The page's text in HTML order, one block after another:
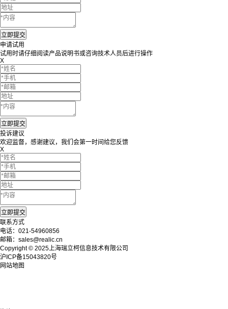
申请试用
试用时请仔细阅读产品说明书或咨询技术人员后进行操作
X
投诉建议
欢迎监督，感谢建议，我们会第一时间给您反馈
X
联系方式
电话：021-54960856
邮箱：sales@realic.cn
Copyright © 2025上海瑞立柯信息技术有限公司
沪ICP备15043820号
网站地图